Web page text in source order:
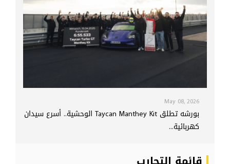
May 08, 2026
بورشه تطلق Taycan Manthey Kit الوحشية.. أسرع سيدان
كهربائية...